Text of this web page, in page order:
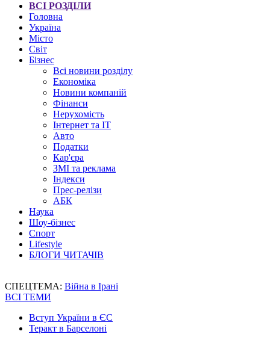
ВСІ РОЗДІЛИ
Головна
Україна
Місто
Світ
Бізнес
Всі новини розділу
Економіка
Новини компаній
Фінанси
Нерухомість
Інтернет та IT
Авто
Податки
Кар'єра
ЗМІ та реклама
Індекси
Прес-релізи
АБК
Наука
Шоу-бізнес
Спорт
Lifestyle
БЛОГИ ЧИТАЧІВ
СПЕЦТЕМА: Війна в Ірані
ВСІ ТЕМИ
Вступ України в ЄС
Теракт в Барселоні